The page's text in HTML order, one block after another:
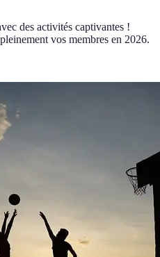
des activités captivantes !
vos membres en 2026.